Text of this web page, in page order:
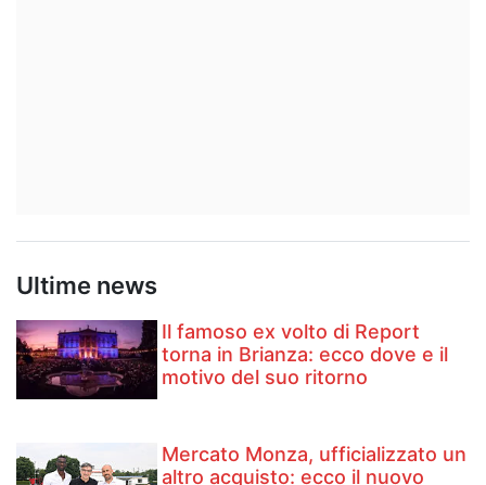
Ultime news
Il famoso ex volto di Report
torna in Brianza: ecco dove e il
motivo del suo ritorno
Mercato Monza, ufficializzato un
altro acquisto: ecco il nuovo